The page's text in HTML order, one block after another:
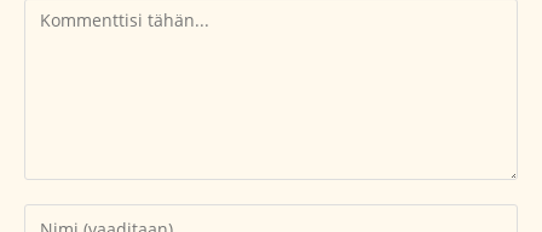
Kommentti
Kirjoita